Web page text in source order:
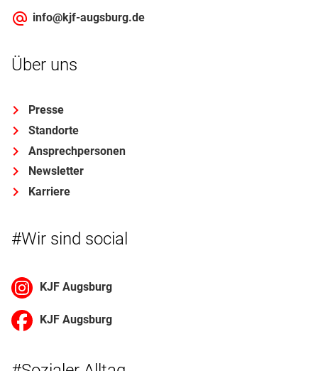
info@kjf-augsburg.de
Über uns
Presse
Standorte
Ansprechpersonen
Newsletter
Karriere
#Wir sind social
KJF Augsburg
KJF Augsburg